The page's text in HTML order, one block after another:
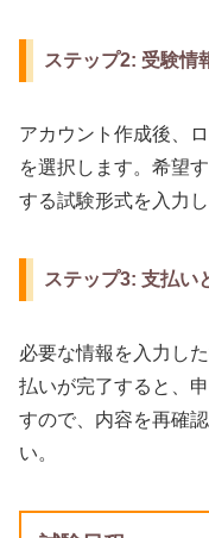
ステップ2: 受験情
アカウント作成後、
を選択します。希望
する試験形式を入力し
ステップ3: 支払い
必要な情報を入力し
払いが完了すると、
すので、内容を再確
い。